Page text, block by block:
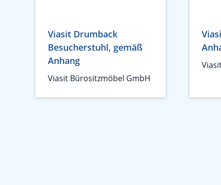
Viasit Drumback
Besucherstuhl, gemäß
Anhang
Viasit Bürositzmöbel GmbH